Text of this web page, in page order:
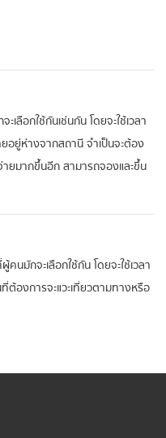
ลือกใช้กันเช่นกัน โดยจะใช้เวลา
อยู่ห่างจากสถานี จำเป็นจะต้อง
ายมากขึ้นอีก สามารถจองและขึ้น
นมักจะเลือกใช้กัน โดยจะใช้เวลา
ต้องการจะแวะเที่ยวตามทางหรือ